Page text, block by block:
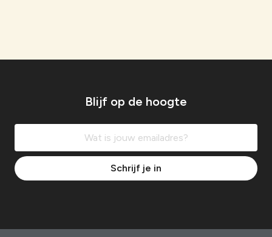
Blijf op de hoogte
Schrijf je in